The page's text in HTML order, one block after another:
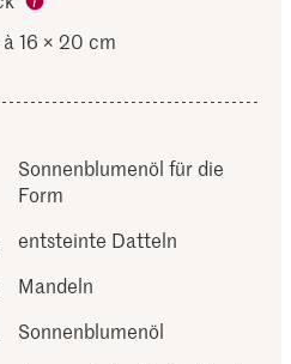
16 × 20 cm
Sonnenblumenöl für die
Form
entsteinte Datteln
Mandeln
Sonnenblumenöl